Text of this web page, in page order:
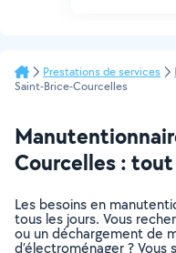
Prestations de services
Saint-Brice-Courcelles
Courcelles :
Les besoins en
tous les jours. Vous
ou un déchargement de
d’électroménager ? Vous